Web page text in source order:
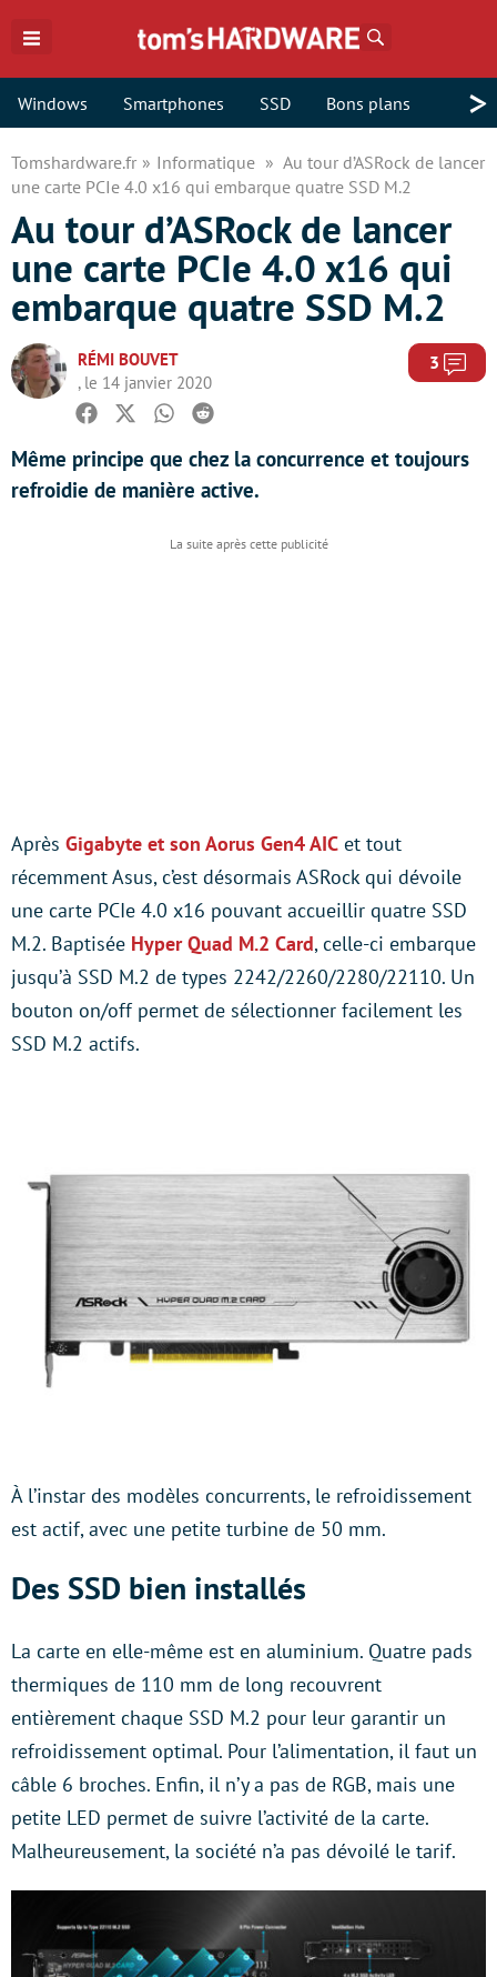
Windows Smartphones SSD Bons plans >
Tomshardware.fr Informatique
Au tour d’ASRock de lancer
une carte PCIe 4.0 x16 qui embarque quatre SSD M.2
Au tour d’ASRock de lancer
une carte PCIe 4.0 x16 qui
embarque quatre SSD M.2
RÉMI BOUVET
, le 14 janvier 2020
3
Facebook
TwitterWhatsapp
Reddit
Même principe que chez la concurrence et toujours
refroidie de manière active.
Après Gigabyte et son Aorus Gen4 AIC et tout
récemment Asus, c’est désormais ASRock qui dévoile
une carte PCIe 4.0 x16 pouvant accueillir quatre SSD
M.2. Baptisée Hyper Quad M.2 Card, celle-ci embarque
jusqu’à SSD M.2 de types 2242/2260/2280/22110. Un
bouton on/off permet de sélectionner facilement les
SSD M.2 actifs.
À l’instar des modèles concurrents, le refroidissement
est actif, avec une petite turbine de 50 mm.
Des SSD bien installés
La carte en elle-même est en aluminium. Quatre pads
thermiques de 110 mm de long recouvrent
entièrement chaque SSD M.2 pour leur garantir un
refroidissement optimal. Pour l’alimentation, il faut un
câble 6 broches. Enfin, il n’y a pas de RGB, mais une
petite LED permet de suivre l’activité de la carte.
Malheureusement, la société n’a pas dévoilé le tarif.